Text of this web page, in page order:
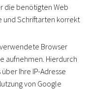
die benötigten Web
und Schriftarten korrekt
Browser
aufnehmen. Hierdurch
Ihre IP-Adresse
von Google